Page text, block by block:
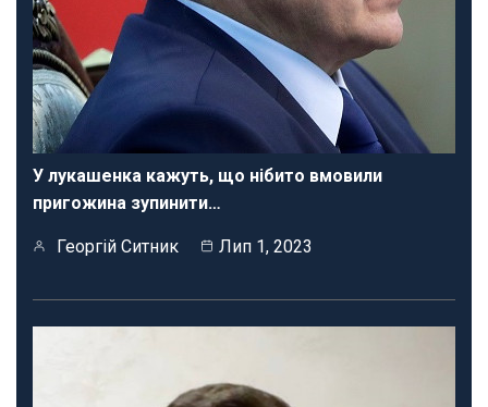
У лукашенка кажуть, що нібито вмовили
пригожина зупинити…
Георгій Ситник Лип 1, 2023